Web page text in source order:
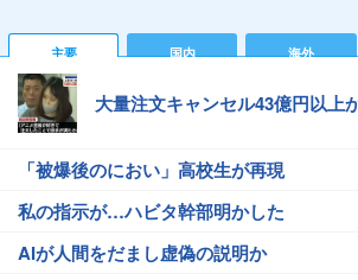
主要 国内 海外
大量注文キャンセル43億円以上
「被爆後のにおい」高校生が再現
私の指示が…ハビタ幹部明かした
AIが人間をだまし虚偽の説明か